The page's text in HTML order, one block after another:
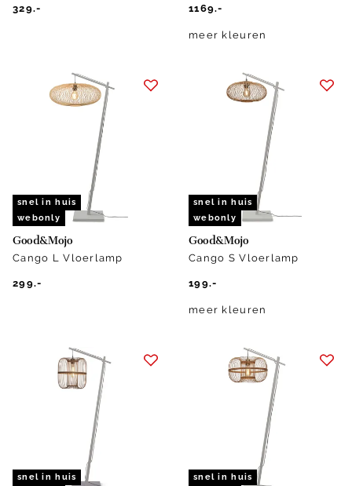
329.- 1169.-
meer kleuren
snel in huis
webonly
Good&Mojo
Cango L Vloerlamp
299.-
snel in huis
webonly
Good&Mojo
Cango S Vloerlamp
199.-
meer kleuren
snel in huis
snel in huis